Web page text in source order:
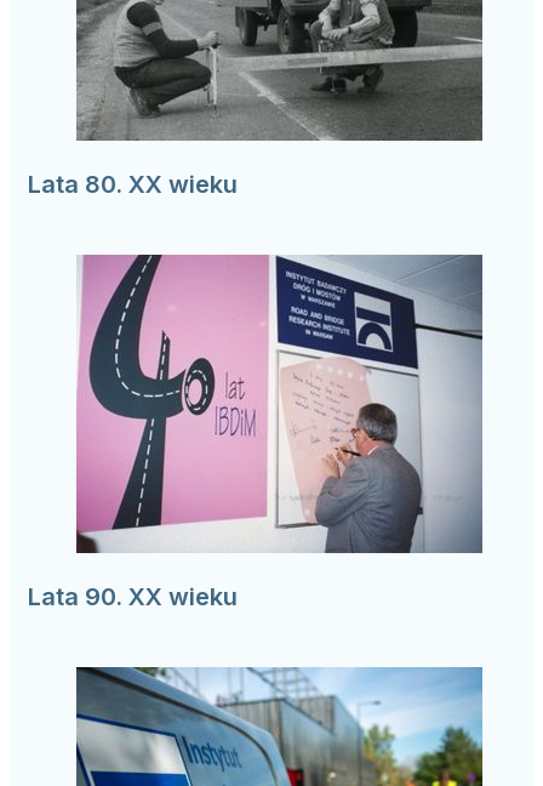
Lata 80. XX wieku
Lata 90. XX wieku